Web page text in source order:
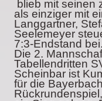
blieb mit seinen
als einziger mit
Langgartner,
Seelemeyer
7:3-Endstand bei.
Die 2.
Tabellendritten
Scheinbar ist
für die